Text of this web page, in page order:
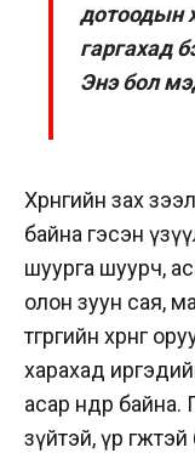
дотоодын
гаргахад
Энэ бол
Хөрөнгийн зах
байна гэсэн
шуурга шуурч,
олон зуун сая,
төгрөгийн
харахад
асар өндөр байна.
зүйтэй, үр